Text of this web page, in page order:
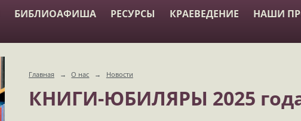
БИБЛИОАФИША РЕСУРСЫ КРАЕВЕДЕНИЕ НАШИ
Главная → О нас → Новости
КНИГИ-ЮБИЛЯРЫ 2025